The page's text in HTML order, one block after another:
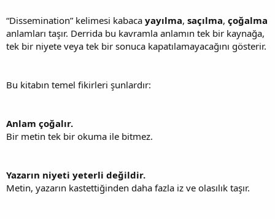
“Dissemination” kelimesi kabaca yayılma, saçılma, çoğalma
anlamları taşır. Derrida bu kavramla anlamın tek bir kaynağa,
tek bir niyete veya tek bir sonuca kapatılamayacağını gösterir.
Bu kitabın temel fikirleri şunlardır:
Anlam çoğalır.
Bir metin tek bir okuma ile bitmez.
Yazarın niyeti yeterli değildir.
Metin, yazarın kastettiğinden daha fazla iz ve olasılık taşır.